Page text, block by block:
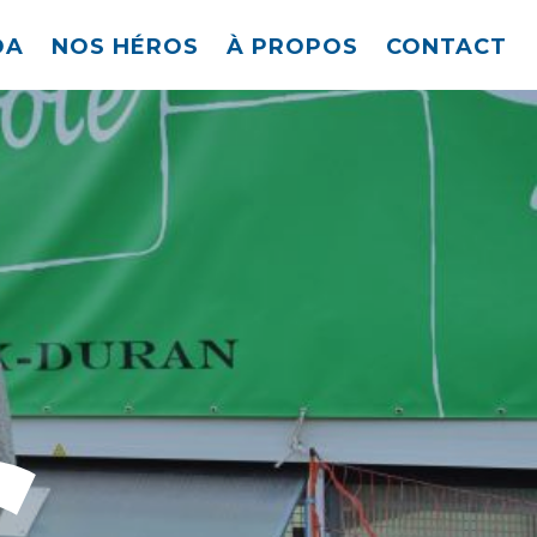
NOS HÉROS À PROPOS CONTACT